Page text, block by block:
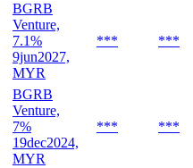
BGRB
Venture,
7.1%
9jun2027,
MYR
*** ***
BGRB
Venture,
7%
19dec2024,
MYR
*** ***